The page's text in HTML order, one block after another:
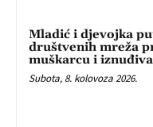
Mladić i djevojka
društvenih mreža
muškarcu i
Subota, 8. kolovoza 2026.